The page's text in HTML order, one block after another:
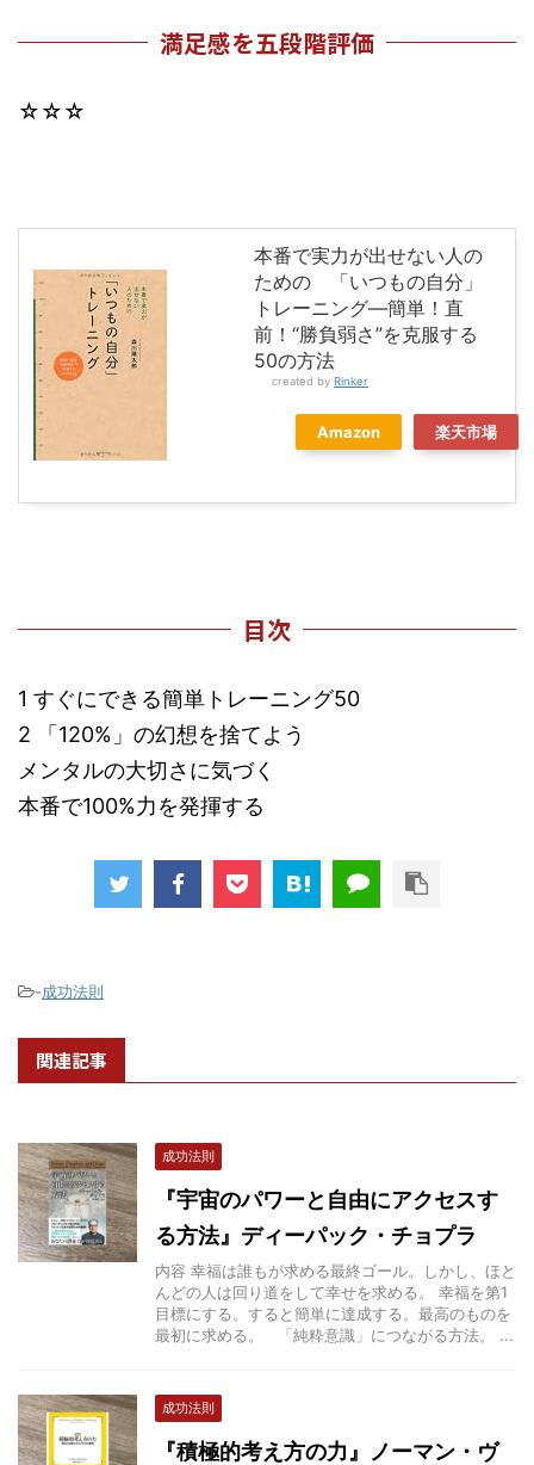
満足感を五段階評価
☆☆☆
本番で実力が出せない人の
ための 「いつもの自分」
トレーニング―簡単！直
前！“勝負弱さ”を克服する
50の方法
created by Rinker
Amazon 楽天市場
目次
1 すぐにできる簡単トレーニング50
2 「120%」の幻想を捨てよう
メンタルの大切さに気づく
本番で100%力を発揮する
-成功法則
関連記事
成功法則
『宇宙のパワーと自由にアクセスす
る方法』ディーパック・チョプラ
内容 幸福は誰もが求める最終ゴール。しかし、ほと
んどの人は回り道をして幸せを求める。 幸福を第1
目標にする。すると簡単に達成する。最高のものを
最初に求める。 「純粋意識」につながる方法。 ...
成功法則
『積極的考え方の力』ノーマン・ヴ